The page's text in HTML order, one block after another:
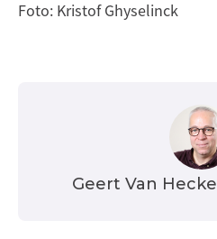
Foto: Kristof Ghyselinck
Geert Van Hecke